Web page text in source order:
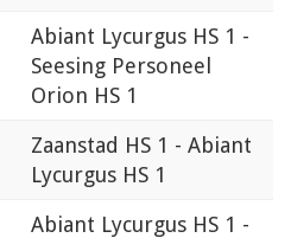
Abiant Lycurgus HS 1 -
Seesing Personeel
Orion HS 1
Zaanstad HS 1 - Abiant
Lycurgus HS 1
Abiant Lycurgus HS 1 -